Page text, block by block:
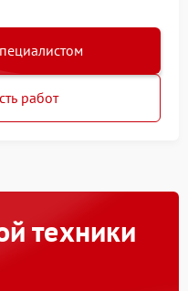
работ
техники